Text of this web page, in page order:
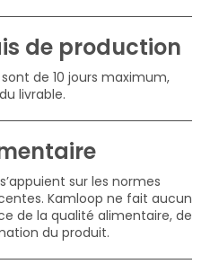
de production
de 10 jours maximum,
livrable.
sur les normes
Kamloop ne fait aucun
de la qualité alimentaire, de
du produit.